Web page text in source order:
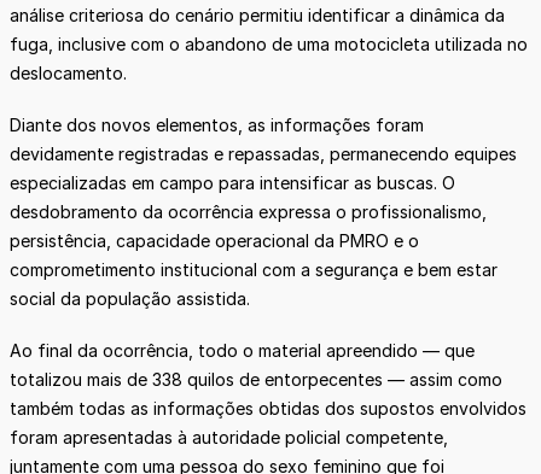
análise criteriosa do cenário permitiu identificar a dinâmica da
fuga, inclusive com o abandono de uma motocicleta utilizada no
deslocamento.
Diante dos novos elementos, as informações foram
devidamente registradas e repassadas, permanecendo equipes
especializadas em campo para intensificar as buscas. O
desdobramento da ocorrência expressa o profissionalismo,
persistência, capacidade operacional da PMRO e o
comprometimento institucional com a segurança e bem estar
social da população assistida.
Ao final da ocorrência, todo o material apreendido — que
totalizou mais de 338 quilos de entorpecentes — assim como
também todas as informações obtidas dos supostos envolvidos
foram apresentadas à autoridade policial competente,
juntamente com uma pessoa do sexo feminino que foi